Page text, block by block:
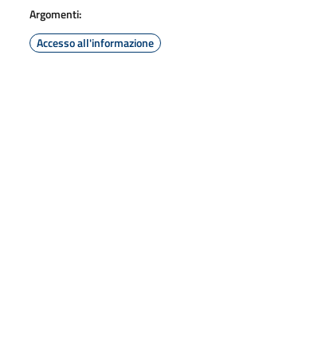
Argomenti:
Accesso all'informazione